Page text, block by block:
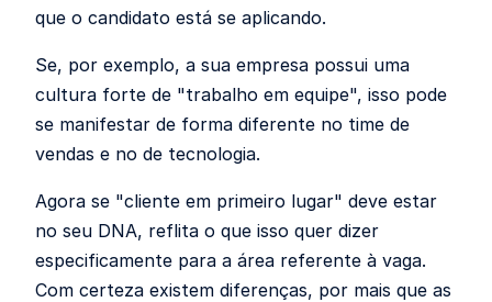
que o candidato está se aplicando.
Se, por exemplo, a sua empresa possui uma
cultura forte de "trabalho em equipe", isso pode
se manifestar de forma diferente no time de
vendas e no de tecnologia.
Agora se "cliente em primeiro lugar" deve estar
no seu DNA, reflita o que isso quer dizer
especificamente para a área referente à vaga.
Com certeza existem diferenças, por mais que as